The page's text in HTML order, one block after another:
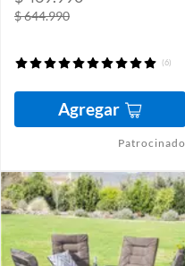
$ 644.990
(6)
Agregar
Patrocinado